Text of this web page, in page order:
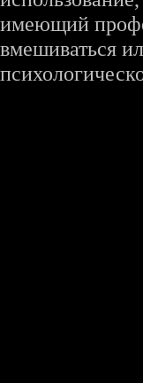
имеющий
вмешиваться